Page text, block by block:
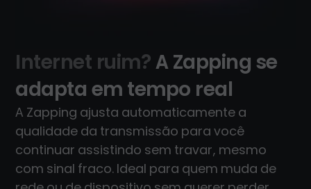
Internet ruim?A Zapping se
adapta em tempo real
A Zapping ajusta automaticamente a
qualidade da transmissão para você
continuar assistindo sem travar, mesmo
com sinal fraco. Ideal para quem muda de